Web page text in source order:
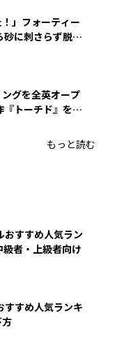
！」フォーティー
砂に刺さらず脱出
グを全英オープ
『トーチド』を投
もっと読む
おすすめ人気ラン
者・上級者向け
すすめ人気ランキ